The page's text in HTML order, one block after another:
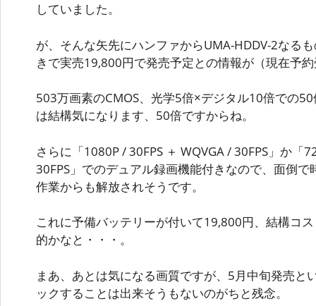
していました。
が、そんな矢先にハンファからUMA-HDDV-2なる
きで実売19,800円で発売予定との情報が（現在予
503万画素のCMOS、光学5倍×デジタル10倍での
は結構気になります、50倍ですからね。
さらに「1080P / 30FPS ＋ WQVGA / 30FPS」か「
30FPS」でのデュアル録画機能付きなので、面倒
作業からも解放されそうです。
これに予備バッテリーが付いて19,800円、結構コ
的かなと・・・。
まあ、あとは気になる画質ですが、5月中旬発売と
ックすることは出来そうもないのがちと残念。